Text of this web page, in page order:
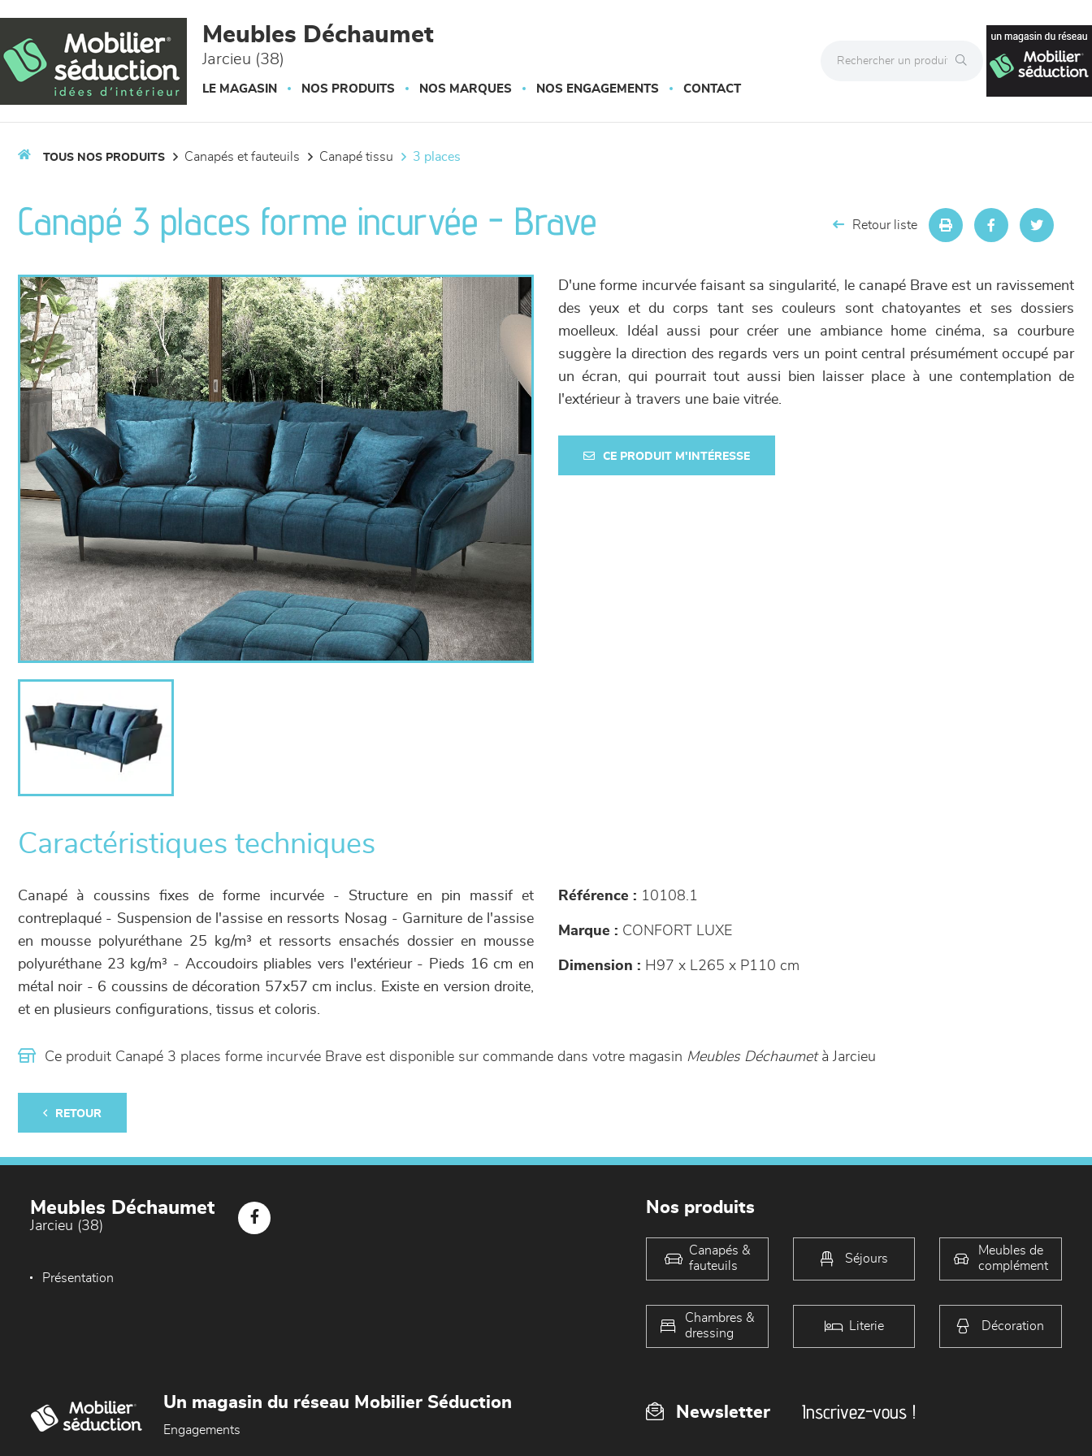
Meubles Déchaumet
Jarcieu (38)
LE MAGASIN NOS PRODUITS NOS MARQUES NOS ENGAGEMENTS CONTACT
TOUS NOS PRODUITS canapés et fauteuils canapé tissu 3 places
Canapé 3 places forme incurvée - Brave Retour liste
D'une forme incurvée faisant sa singularité, le canapé Brave est un ravissement
des yeux et du corps tant ses couleurs sont chatoyantes et ses dossiers
moelleux. Idéal aussi pour créer une ambiance home cinéma, sa courbure
suggère la direction des regards vers un point central présumément occupé par
un écran, qui pourrait tout aussi bien laisser place à une contemplation de
l'extérieur à travers une baie vitrée.
CE PRODUIT M'INTÉRESSE
Caractéristiques techniques
Canapé à coussins fixes de forme incurvée - Structure en pin massif et
contreplaqué - Suspension de l'assise en ressorts Nosag - Garniture de l'assise
en mousse polyuréthane 25 kg/m³ et ressorts ensachés dossier en mousse
polyuréthane 23 kg/m³ - Accoudoirs pliables vers l'extérieur - Pieds 16 cm en
métal noir - 6 coussins de décoration 57x57 cm inclus. Existe en version droite,
et en plusieurs configurations, tissus et coloris.
Référence : 10108.1
Marque : CONFORT LUXE
Dimension : H97 x L265 x P110 cm
Ce produit Canapé 3 places forme incurvée Brave est disponible sur commande dans votre magasin Meubles Déchaumetà Jarcieu
RETOUR
Meubles Déchaumet
Jarcieu (38)
Présentation
Nos produits
Canapés &
fauteuils
Séjours
Meubles de
complément
Chambres &
dressing
Literie Décoration
Newsletter Inscrivez-vous !
Un magasin du réseau Mobilier Séduction
Engagements